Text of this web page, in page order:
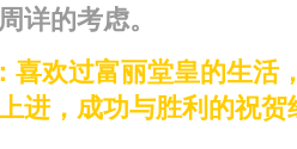
详的考虑。
喜欢过富丽堂皇的生活
进，成功与胜利的祝